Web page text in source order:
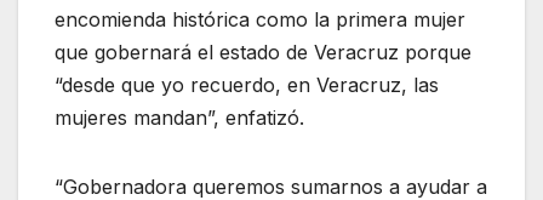
encomienda histórica como la primera mujer
que gobernará el estado de Veracruz porque
“desde que yo recuerdo, en Veracruz, las
mujeres mandan”, enfatizó.
“Gobernadora queremos sumarnos a ayudar a